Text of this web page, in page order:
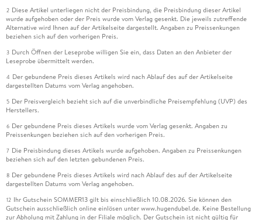
2 Diese Artikel unterliegen nicht der Preisbindung, die Preisbindung dieser Artikel
wurde aufgehoben oder der Preis wurde vom Verlag gesenkt. Die jeweils zutreffende
Alternative wird Ihnen auf der Artikelseite dargestellt. Angaben zu Preissenkungen
beziehen sich auf den vorherigen Preis.
3 Durch Öffnen der Leseprobe willigen Sie ein, dass Daten an den Anbieter der
Leseprobe übermittelt werden.
4 Der gebundene Preis dieses Artikels wird nach Ablauf des auf der Artikelseite
dargestellten Datums vom Verlag angehoben.
5 Der Preisvergleich bezieht sich auf die unverbindliche Preisempfehlung (UVP) des
Herstellers.
6 Der gebundene Preis dieses Artikels wurde vom Verlag gesenkt. Angaben zu
Preissenkungen beziehen sich auf den vorherigen Preis.
7 Die Preisbindung dieses Artikels wurde aufgehoben. Angaben zu Preissenkungen
beziehen sich auf den letzten gebundenen Preis.
8 Der gebundene Preis dieses Artikels wird nach Ablauf des auf der Artikelseite
dargestellten Datums vom Verlag angehoben.
12 Ihr Gutschein SOMMER13 gilt bis einschließlich 10.08.2026. Sie können den
Gutschein ausschließlich online einlösen unter www.hugendubel.de. Keine Bestellung
zur Abholung mit Zahlung in der Filiale möglich. Der Gutschein ist nicht gültig für